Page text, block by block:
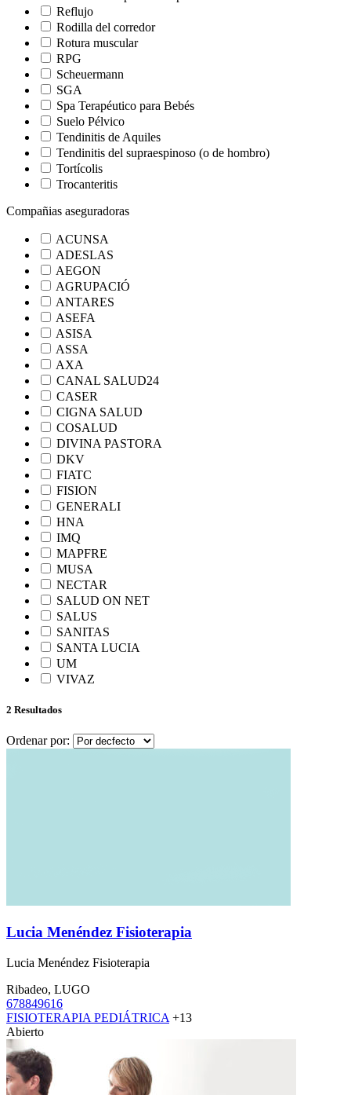
Reflujo
Rodilla del corredor
Rotura muscular
RPG
Scheuermann
SGA
Spa Terapéutico para Bebés
Suelo Pélvico
Tendinitis de Aquiles
Tendinitis del supraespinoso (o de hombro)
Tortícolis
Trocanteritis
Compañias aseguradoras
ACUNSA
ADESLAS
AEGON
AGRUPACIÓ
ANTARES
ASEFA
ASISA
ASSA
AXA
CANAL SALUD24
CASER
CIGNA SALUD
COSALUD
DIVINA PASTORA
DKV
FIATC
FISION
GENERALI
HNA
IMQ
MAPFRE
MUSA
NECTAR
SALUD ON NET
SALUS
SANITAS
SANTA LUCIA
UM
VIVAZ
2 Resultados
Ordenar por:
Lucia Menéndez Fisioterapia
Lucia Menéndez Fisioterapia
Ribadeo, LUGO
678849616
FISIOTERAPIA PEDIÁTRICA +13
Abierto